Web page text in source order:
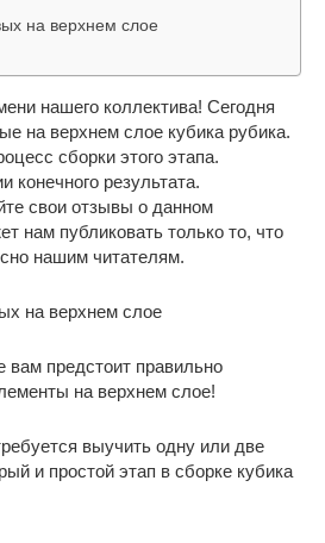
на верхнем слое
нашего коллектива! Сегодня
на верхнем слое кубика рубика.
сборки этого этапа.
конечного результата.
свои отзывы о данном
нам публиковать только то, что
нашим читателям.
предстоит правильно
на верхнем слое!
выучить одну или две
и простой этап в сборке кубика